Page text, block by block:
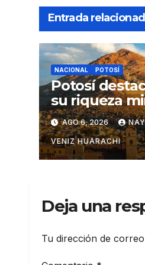
Entrada
NACIONAL POTOSÍ
Potosí
su riqueza
turística y
productiva
AGO 6, 2026
VENIZ HUARACHI
Deja una
Tu dirección de